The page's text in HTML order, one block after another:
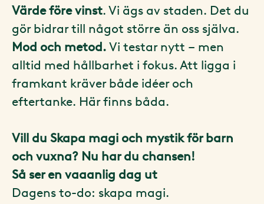
Värde före vinst. Vi ägs av staden. Det du
gör bidrar till något större än oss själva.
Mod och metod. Vi testar nytt – men
alltid med hållbarhet i fokus. Att ligga i
framkant kräver både idéer och
eftertanke. Här finns båda.
Vill du Skapa magi och mystik för barn
och vuxna? Nu har du chansen!
Så ser en vaaanlig dag ut
Dagens to-do: skapa magi.